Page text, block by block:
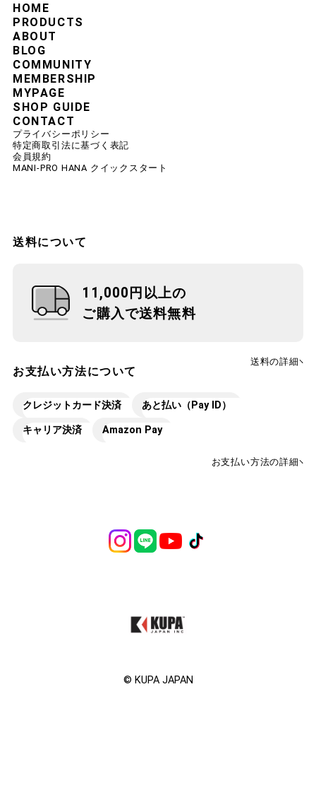
HOME
PRODUCTS
ABOUT
BLOG
COMMUNITY
MEMBERSHIP
MYPAGE
SHOP GUIDE
CONTACT
プライバシーポリシー
特定商取引法に基づく表記
会員規約
MANI-PRO HANA クイックスタート
送料について
11,000円以上の
ご購入で送料無料
送料の詳細
お支払い方法について
クレジットカード決済 あと払い（Pay ID）
キャリア決済 Amazon Pay
お支払い方法の詳細
©︎ KUPA JAPAN